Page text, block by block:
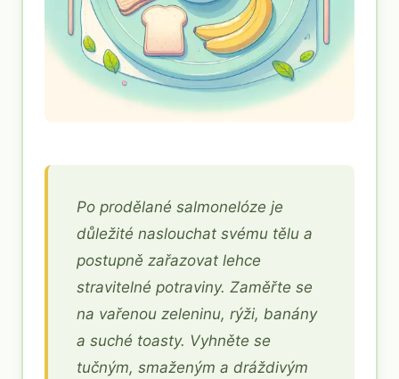
Po prodělané salmonelóze je
důležité naslouchat svému tělu a
postupně zařazovat lehce
stravitelné potraviny. Zaměřte se
na vařenou zeleninu, rýži, banány
a suché toasty. Vyhněte se
tučným, smaženým a dráždivým